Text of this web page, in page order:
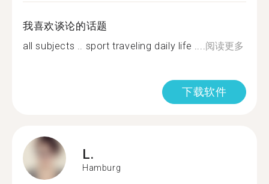
我喜欢谈论的话题
all subjects .. sport traveling daily life ....阅读更多
下载软件
L.
Hamburg